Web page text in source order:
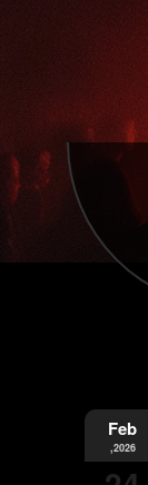
Feb
,2026